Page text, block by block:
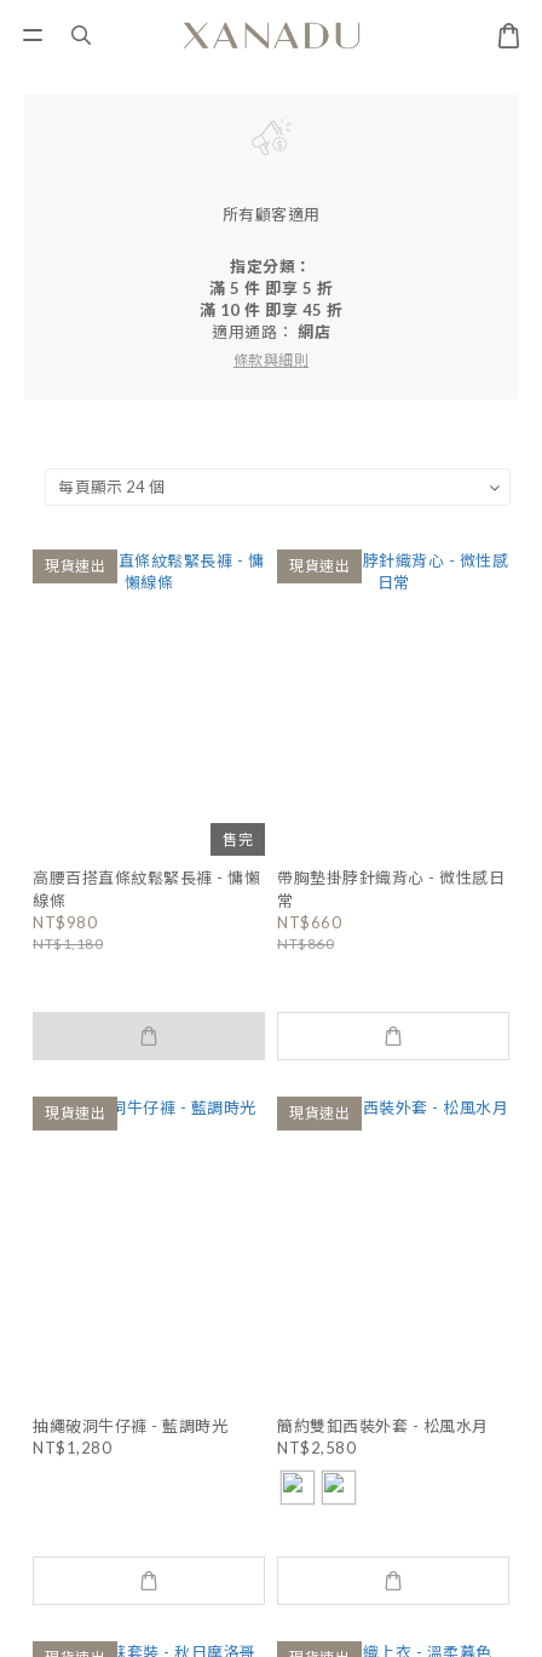
所有顧客適用
指定分類：
滿 5 件 即享 5 折
滿 10 件 即享 45 折
適用通路： 網店
條款與細則
現貨速出
售完
高腰百搭直條紋鬆緊長褲 - 慵懶
線條
NT$980
NT$1,180
現貨速出
帶胸墊掛脖針織背心 - 微性感日
常
NT$660
NT$860
現貨速出
抽繩破洞牛仔褲 - 藍調時光
NT$1,280
現貨速出
簡約雙釦西裝外套 - 松風水月
NT$2,580